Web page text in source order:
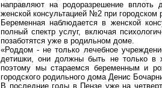
направляют на родоразрешение
женской консультацией №2 при
Беременная наблюдается в женской
полный спектр услуг, включая
позаботятся уже в родильном доме.
«Роддом - не только лечебное
детишки, они должны быть не только в
поэтому мы стараемся беременным и
городского родильного дома Денис
В последние годы в Пензе уже на